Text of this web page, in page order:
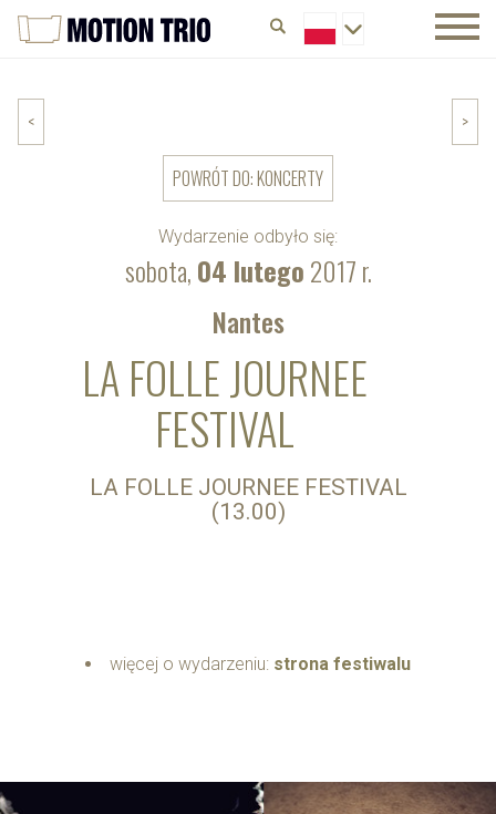
Wydarzenie odbyło się:
sobota,04 lutego2017 r.
< >
POWRÓT DO: KONCERTY
Nantes
LA FOLLE JOURNEE
FESTIVAL
LA FOLLE JOURNEE FESTIVAL
(13.00)
więcej o wydarzeniu: strona festiwalu